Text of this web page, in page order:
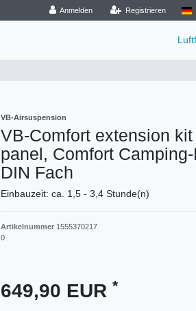
Anmelden Registrieren
VB-Airsuspension
VB-Comfort extension
panel, Comfort
DIN Fach
Einbauzeit: ca. 1,5 - 3,4 Stunde(n)
Artikelnummer 1555370217
0
649,90 EUR *